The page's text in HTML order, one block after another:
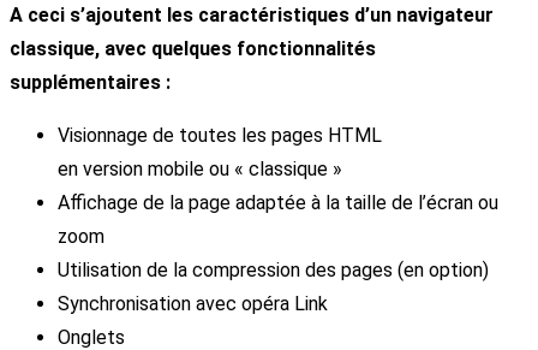
A ceci s’ajoutent les caractéristiques d’un navigateur
classique, avec quelques fonctionnalités
supplémentaires :
Visionnage de toutes les pages HTML
en version mobile ou « classique »
Affichage de la page adaptée à la taille de l’écran ou
zoom
Utilisation de la compression des pages (en option)
Synchronisation avec opéra Link
Onglets